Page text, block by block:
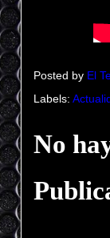
Posted by El
Labels:
No